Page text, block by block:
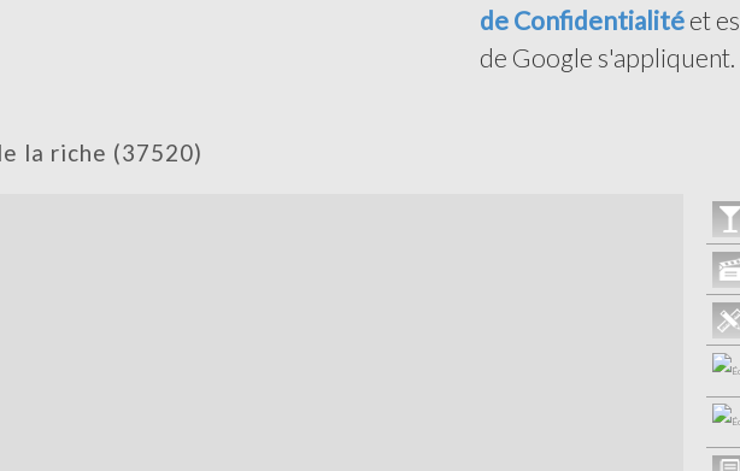
de Confidentialitéet es
de Google s'appliquent.
la riche (37520)